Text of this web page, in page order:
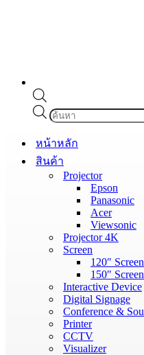
Products
search
หน้าหลัก
สินค้า
Projector
Epson
Panasonic
Acer
Viewsonic
Projector 4K
Screen
120″ Screen
150″ Screen
Interactive Device
Digital Signage
Conference &
Printer
CCTV
Visualizer